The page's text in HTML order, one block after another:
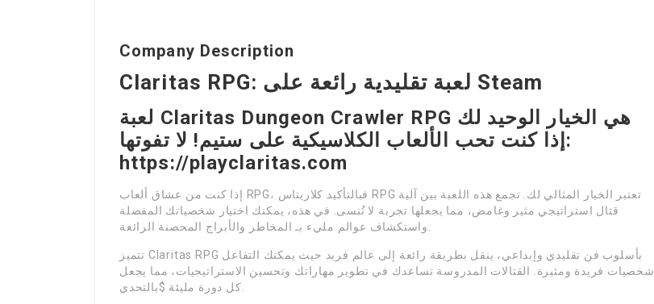
Company Description
Claritas RPG: لعبة تقليدية رائعة على Steam
لعبة Claritas Dungeon Crawler RPG هي الخيار الوحيد لك
إذا كنت تحب الألعاب الكلاسيكية على ستيم! لا تفوتها:
https://playclaritas.com
إذا كنت من عشاق ألعاب RPG، فبالتأكيد كلاريتاس RPG تعتبر الخيار المثالي لك. تجمع هذه اللعبة بين آلية
قتال استراتيجي مثير وغامض، مما يجعلها تجربة لا تُنسى. في هذه، يمكنك اختيار شخصياتك المفضلة
تتميز Claritas RPG بأسلوب فن تقليدي وإبداعي، ينقل بطريقة رائعة إلى عالم فريد حيث يمكنك التفاعل
شخصيات فريدة ومثيرة. القتالات المدروسة تساعدك في تطوير مهاراتك وتحسين الاستراتيجيات، مما يجعل